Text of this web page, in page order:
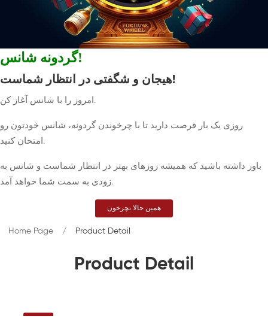
گردونه شانس!
هیجان و شگفتی در انتظار شماست!
امروز را با شانس آغاز کن.
روزی یک بار فرصت دارید تا با چرخوندن گردونه، شانس خودتون رو
امتحان کنید.
باور داشته باشید که همیشه روزهای بهتر در انتظار شماست و شانس به
زودی به سمت شما خواهد آمد.
همین حالا بچرخون
Product Detail
Home Page Product Detail